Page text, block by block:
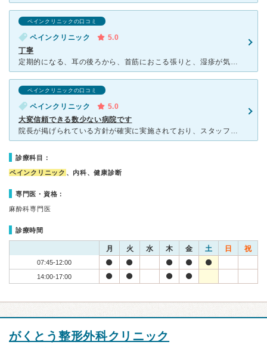
ペインクリニックの口コミ
ペインクリニック
5.0
丁寧
定期的になる、耳の後ろから、首筋におこる張りと、湿疹が気になり、受診しました。初めての受診でしたが、少し待ち時間はありましたが、丁寧に説明していただき、検査もして下さったり、長期休みが重なることから、
ペインクリニックの口コミ
ペインクリニック
5.0
大変信頼できる数少ない病院です
院長が掲げられている方針が確実に実施されており、スタッフの方々からもこの点を強く感じます。 病院は患者からの信頼で成り立つと考えており、規模や最新医療機器以上に私は重要視していますが、数多くの医療機
診療科目：
ペインクリニック 、内科、健康診断
専門医・資格：
麻酔科専門医
診療時間
月 火 水 木 金 土 日 祝
07:45-12:00
14:00-17:00
がくとう整形外科クリニック